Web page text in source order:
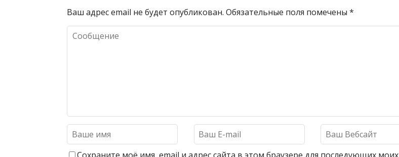
Ваш адрес email не будет опубликован. Обязательные поля помечены *